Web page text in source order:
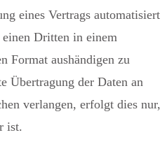
eines Vertrags automatisiert
Dritten in einem
Format aushändigen zu
Übertragung der Daten an
verlangen, erfolgt dies nur,
ist.